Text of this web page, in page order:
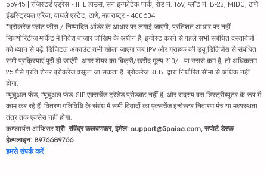
55945 | रजिस्टर्ड एड्रेस - IIFL हाउस, सन इन्फोटेक पार्क, रोड नं. 16V, प्लॉट नं. B-23, MIDC, ठाणे
इंडस्ट्रियल एरिया, वाघले एस्टेट, ठाणे, महाराष्ट्र - 400604
*ब्रोकरेज फ्लैट फीस / निष्पादित ऑर्डर के आधार पर लगाई जाएगी, प्रतिशत आधार पर नहीं.
सिक्योरिटीज़ मार्केट में निवेश बाजार जोखिम के अधीन है, इन्वेस्ट करने से पहले सभी संबंधित दस्तावेज़ों
को ध्यान से पढ़ें. डिजिटल अकाउंट तभी खोला जाएगा जब IPV और ग्राहक की ड्यू डिलिजेंस से संबंधित
सभी प्रक्रियाएं पूरी हो जाएंगी. अगर शेयर का बिक्री/खरीद मूल्य ₹10/- या उससे कम है, तो अधिकतम
25 पैसे प्रति शेयर ब्रोकरेज वसूला जा सकता है. ब्रोकरेज SEBI द्वारा निर्धारित सीमा से अधिक नहीं
होगा.
म्यूचुअल फंड, म्यूचुअल फंड-SIP एक्सचेंज ट्रेडेड प्रोडक्ट नहीं हैं, और सदस्य बस डिस्ट्रीब्यूटर के रूप में
काम कर रहे हैं. वितरण गतिविधि के संबंध में सभी विवादों का एक्सचेंज इन्वेस्टर निवारण मंच या मध्यस्थता
तंत्र तक एक्सेस नहीं होगा.
कम्प्लायंस ऑफिसर:श्री. रविंद्र कलवणकर, ईमेल: support@5paisa.com, सपोर्ट डेस्क
हेल्पलाइन: 8976689766
हमसे संपर्क करें